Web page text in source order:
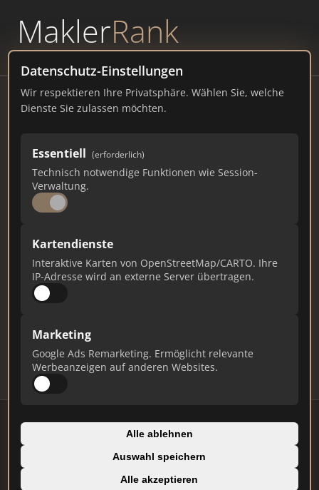
MaklerRank
powered byWAVEPOINT
Datenschutz-Einstellungen
Wir respektieren Ihre Privatsphäre. Wählen Sie, welche
Dienste Sie zulassen möchten.
Essentiell (erforderlich)
Technisch notwendige Funktionen wie Session-
Verwaltung.
Kartendienste
Interaktive Karten von OpenStreetMap/CARTO. Ihre
IP-Adresse wird an externe Server übertragen.
Marketing
Google Ads Remarketing. Ermöglicht relevante
Werbeanzeigen auf anderen Websites.
Alle ablehnen
Auswahl speichern
Alle akzeptieren
Burghausen
burghausen.de
113
Ist das Ihr Unternehmen?
Verifizieren Sie Ihr Profil, bearbeiten Sie Ihre
Updates.
Profil beanspruchen